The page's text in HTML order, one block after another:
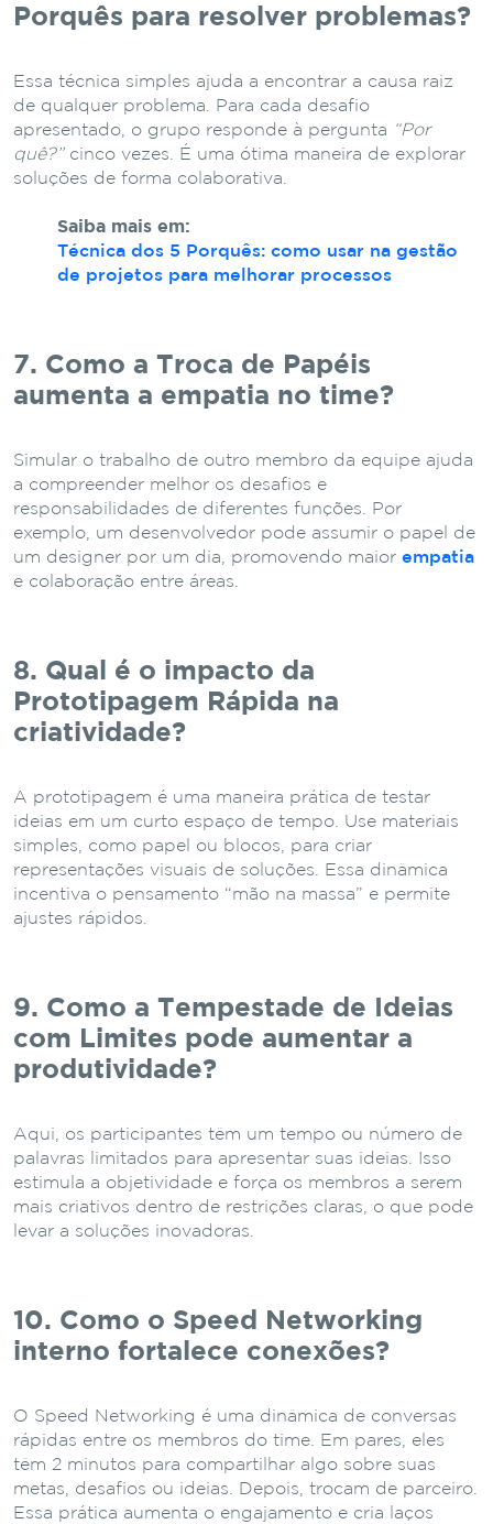
Porquês para resolver problemas?
Essa técnica simples ajuda a encontrar a causa raiz
de qualquer problema. Para cada desafio
apresentado, o grupo responde à pergunta “Por
quê?”cinco vezes. É uma ótima maneira de explorar
soluções de forma colaborativa.
Saiba mais em:
Técnica dos 5 Porquês: como usar na gestão
de projetos para melhorar processos
7. Como a Troca de Papéis
aumenta a empatia no time?
Simular o trabalho de outro membro da equipe ajuda
a compreender melhor os desafios e
responsabilidades de diferentes funções. Por
exemplo, um desenvolvedor pode assumir o papel de
um designer por um dia, promovendo maior empatia
e colaboração entre áreas.
8. Qual é o impacto da
Prototipagem Rápida na
criatividade?
A prototipagem é uma maneira prática de testar
ideias em um curto espaço de tempo. Use materiais
simples, como papel ou blocos, para criar
representações visuais de soluções. Essa dinâmica
incentiva o pensamento “mão na massa” e permite
ajustes rápidos.
9. Como a Tempestade de Ideias
com Limites pode aumentar a
produtividade?
Aqui, os participantes têm um tempo ou número de
palavras limitados para apresentar suas ideias. Isso
estimula a objetividade e força os membros a serem
mais criativos dentro de restrições claras, o que pode
levar a soluções inovadoras.
10. Como o Speed Networking
interno fortalece conexões?
O Speed Networking é uma dinâmica de conversas
rápidas entre os membros do time. Em pares, eles
têm 2 minutos para compartilhar algo sobre suas
metas, desafios ou ideias. Depois, trocam de parceiro.
Essa prática aumenta o engajamento e cria laços